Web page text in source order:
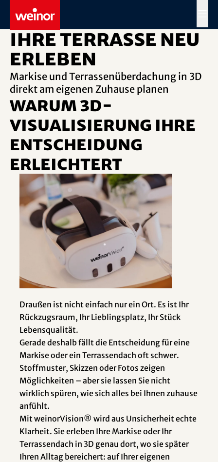
Skip to main content
Ihre Terrasse neu
erleben
Markise und Terrassenüberdachung in 3D
direkt am eigenen Zuhause planen
Warum 3D-
Visualisierung Ihre
Entscheidung
erleichtert
Draußen ist nicht einfach nur ein Ort. Es ist Ihr
Rückzugsraum, Ihr Lieblingsplatz, Ihr Stück
Lebensqualität.
Gerade deshalb fällt die Entscheidung für eine
Markise oder ein Terrassendach oft schwer.
Stoffmuster, Skizzen oder Fotos zeigen
Möglichkeiten – aber sie lassen Sie nicht
wirklich spüren, wie sich alles bei Ihnen zuhause
anfühlt.
Mit weinorVision® wird aus Unsicherheit echte
Klarheit. Sie erleben Ihre Markise oder Ihr
Terrassendach in 3D genau dort, wo sie später
Ihren Alltag bereichert: auf Ihrer eigenen